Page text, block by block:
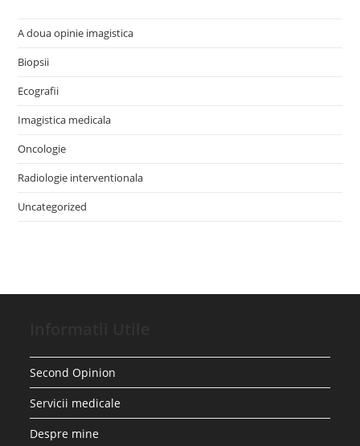
A doua opinie imagistica
Biopsii
Ecografii
Imagistica medicala
Oncologie
Radiologie interventionala
Uncategorized
Second Opinion
Servicii medicale
Despre mine